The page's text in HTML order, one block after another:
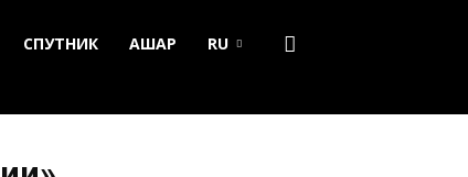
СПУТНИК АШАР RU